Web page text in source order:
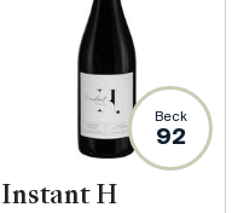
Beck
92
Instant H